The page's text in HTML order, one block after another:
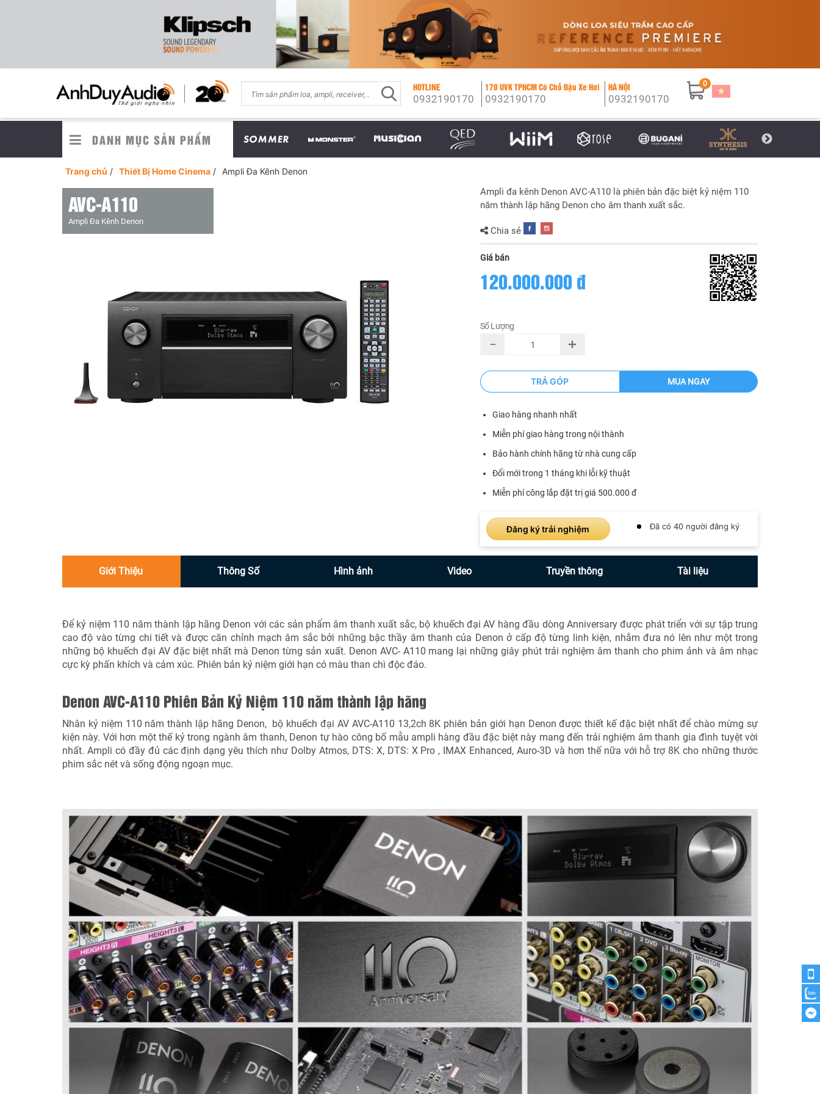
HOTLINE
0932190170
170 UVK TPHCM Có Chỗ Đậu Xe Hơi
0932190170
HÀ NỘI
0932190170
0
DANH MỤC SẢN PHẨM
Trang chủ / Thiết Bị Home Cinema / Ampli Đa Kênh Denon
AVC-A110
Ampli Đa Kênh Denon
Ampli đa kênh Denon AVC-A110 là phiên bản đặc biệt kỷ niệm 110
năm thành lập hãng Denon cho âm thanh xuất sắc.
Chia sẻ
Giá bán
120.000.000 đ
Số Lượng
TRẢ GÓP MUA NGAY
Giao hàng nhanh nhất
Miễn phí giao hàng trong nội thành
Bảo hành chính hãng từ nhà cung cấp
Đổi mới trong 1 tháng khi lỗi kỹ thuật
Miễn phí công lắp đặt trị giá 500.000 đ
Đăng ký trải nghiệm Đã có 40 người đăng ký
Giới Thiệu Thông Số Hình ảnh Video Truyền thông Tài liệu
Để kỷ niệm 110 năm thành lập hãng Denon với các sản phẩm âm thanh xuất sắc, bộ khuếch đại AV hàng đầu dòng Anniversary được phát triển với sự tập trung
cao độ vào từng chi tiết và được căn chỉnh mạch âm sắc bởi những bậc thầy âm thanh của Denon ở cấp độ từng linh kiện, nhằm đưa nó lên như một trong
những bộ khuếch đại AV đặc biệt nhất mà Denon từng sản xuất. Denon AVC- A110 mang lại những giây phút trải nghiệm âm thanh cho phim ảnh và âm nhạc
cực kỳ phấn khích và cảm xúc. Phiên bản kỷ niệm giới hạn có màu than chì độc đáo.
Denon AVC-A110 Phiên Bản Kỷ Niệm 110 năm thành lập hãng
Nhân kỷ niệm 110 năm thành lập hãng Denon, bộ khuếch đại AV AVC-A110 13,2ch 8K phiên bản giới hạn Denon được thiết kế đặc biệt nhất để chào mừng sự
kiện này. Với hơn một thế kỷ trong ngành âm thanh, Denon tự hào công bố mẫu ampli hàng đầu đặc biệt này mang đến trải nghiệm âm thanh gia đình tuyệt vời
nhất. Ampli có đầy đủ các định dạng yêu thích như Dolby Atmos, DTS: X, DTS: X Pro , IMAX Enhanced, Auro-3D và hơn thế nữa với hỗ trợ 8K cho những thước
phim sắc nét và sống động ngoạn mục.